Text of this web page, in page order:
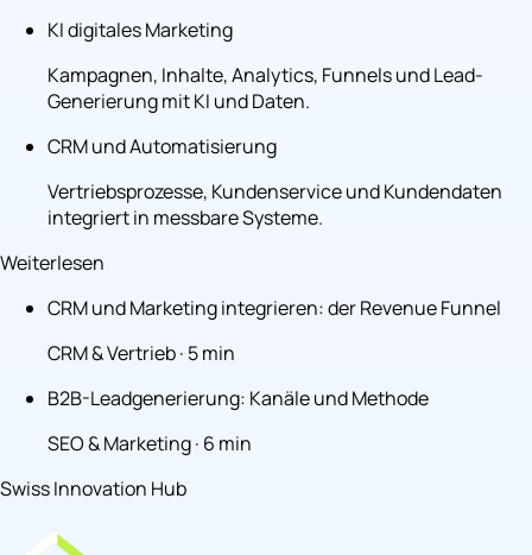
KI digitales Marketing
Kampagnen, Inhalte, Analytics, Funnels und Lead-
Generierung mit KI und Daten.
CRM und Automatisierung
Vertriebsprozesse, Kundenservice und Kundendaten
integriert in messbare Systeme.
Weiterlesen
CRM und Marketing integrieren: der Revenue Funnel
CRM & Vertrieb · 5 min
B2B-Leadgenerierung: Kanäle und Methode
SEO & Marketing · 6 min
Swiss Innovation Hub